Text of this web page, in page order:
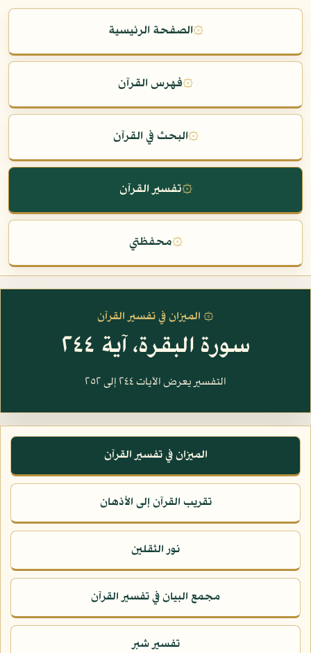
۞الصفحة الرئيسية
۞فهرس القرآن
۞البحث في القرآن
۞تفسير القرآن
۞محفظتي
۞ الميزان في تفسير القرآن
سورة البقرة، آية ٢٤٤
التفسير يعرض الآيات ٢٤٤ إلى ٢٥٢
الميزان في تفسير القرآن
تقريب القرآن إلى الأذهان
نور الثقلين
مجمع البيان في تفسير القرآن
تفسير شبر